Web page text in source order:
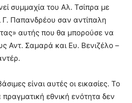
συμμαχία του Αλ. Τσίπρα με
Παπανδρέου σαν αντίπαλη
αυτής που θα μπορούσε να
Αντ. Σαμαρά και Ευ. Βενιζέλο –
είναι αυτές οι εικασίες. Το
πραγματική εθνική ενότητα δεν